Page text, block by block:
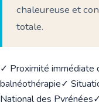
chaleureuse et
totale.
✓ Proximité immédiate
balnéothérapie✓
National des Pyrénées